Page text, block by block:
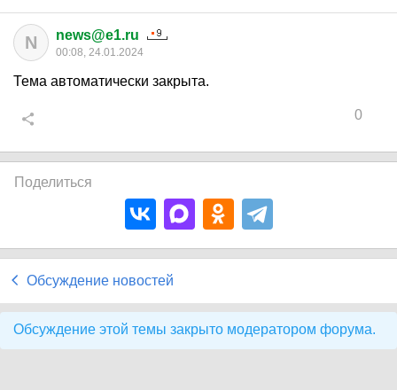
N news@e1.ru
00:08, 24.01.2024
Тема автоматически закрыта.
0
Поделиться
Обсуждение новостей
Обсуждение этой темы закрыто модератором форума.